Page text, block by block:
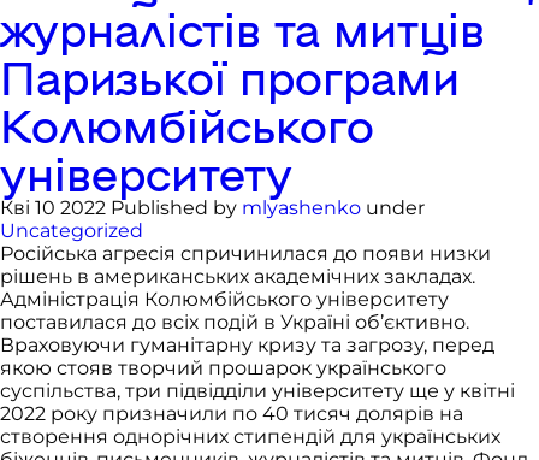
журналістів та митців
Паризької програми
Колюмбійського
університету
Кві 10 2022 Published by mlyashenko under
Uncategorized
Російська агресія спричинилася до появи низки
рішень в американських академічних закладах.
Адміністрація Колюмбійського університету
поставилася до всіх подій в Україні об’єктивно.
Враховуючи гуманітарну кризу та загрозу, перед
якою стояв творчий прошарок українського
суспільства, три підвідділи університету ще у квітні
2022 року призначили по 40 тисяч долярів на
створення однорічних стипендій для українських